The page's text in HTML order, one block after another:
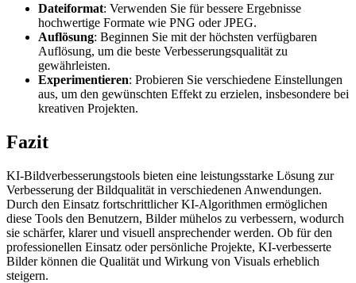
Dateiformat: Verwenden Sie für bessere Ergebnisse
hochwertige Formate wie PNG oder JPEG.
Auflösung: Beginnen Sie mit der höchsten verfügbaren
Auflösung, um die beste Verbesserungsqualität zu
gewährleisten.
Experimentieren: Probieren Sie verschiedene Einstellungen
aus, um den gewünschten Effekt zu erzielen, insbesondere bei
kreativen Projekten.
Fazit
KI-Bildverbesserungstools bieten eine leistungsstarke Lösung zur
Verbesserung der Bildqualität in verschiedenen Anwendungen.
Durch den Einsatz fortschrittlicher KI-Algorithmen ermöglichen
diese Tools den Benutzern, Bilder mühelos zu verbessern, wodurch
sie schärfer, klarer und visuell ansprechender werden. Ob für den
professionellen Einsatz oder persönliche Projekte, KI-verbesserte
Bilder können die Qualität und Wirkung von Visuals erheblich
steigern.